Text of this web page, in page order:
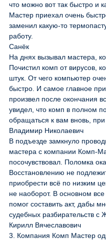
что можно вот так быстро и
Мастер приехал очень
заменил какую-то
работу.
Санёк
На днях вызывал мастера,
Почистил комп от вирусов,
штук. От чего компьютер
быстро. И самое главное
произвел после окончания
увидел, что комп в полном
обращаться к вам вновь, при
Владимир Николаевич
В подъезде замкнуло
мастера с компании Комп-
посочувствовал. Поломка
Восстановлению не
приобрести всё по низким
не наоборот. В основном
помог составить акт, дабы
судебных разбирательств с
Кирилл Вячеславович
3. Компания Комп Мастер